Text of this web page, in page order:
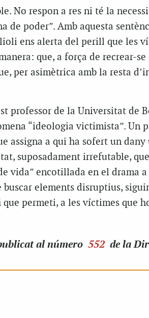
No respon a res ni té la
de poder”. Amb aquesta
ens alerta del perill que les
que, a força de recrear-
per asimètrica amb la resta
professor de la Universitat de
“ideologia victimista”. Un
assigna a qui ha sofert un
suposadament irrefutable,
vida” encotillada en el drama
buscar elements disruptius,
permeti, a les víctimes que
al número 552 de la